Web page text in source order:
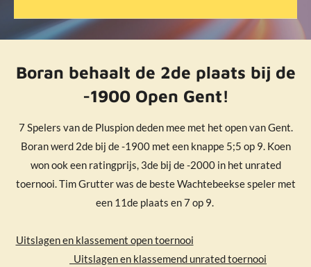
Boran behaalt de 2de plaats bij de
-1900 Open Gent!
7 Spelers van de Pluspion deden mee met het open van Gent.
Boran werd 2de bij de -1900 met een knappe 5;5 op 9. Koen
won ook een ratingprijs, 3de bij de -2000 in het unrated
toernooi. Tim Grutter was de beste Wachtebeekse speler met
een 11de plaats en 7 op 9.
Uitslagen en klassement open toernooi
Uitslagen en klassemend unrated toernooi